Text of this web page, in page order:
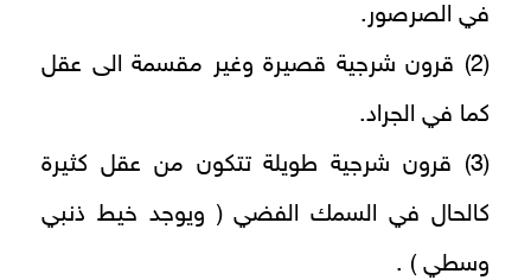
في الصرصور.
(2) قرون شرجية قصيرة وغير مقسمة الى عقل
كما في الجراد.
(3) قرون شرجية طويلة تتكون من عقل كثيرة
كالحال في السمك الفضي ( ويوجد خيط ذنبي
وسطي ) .